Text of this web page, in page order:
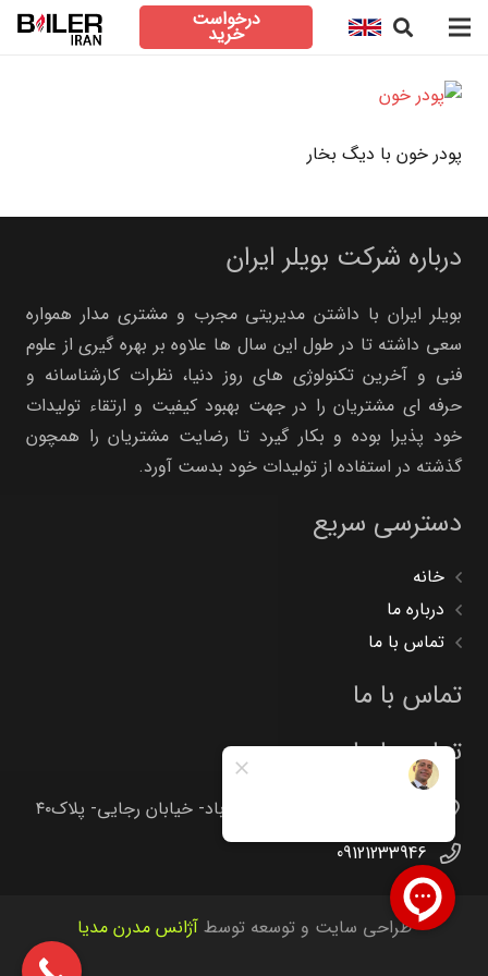
درخواست
خرید
پودر خون با دیگ بخار
درباره شرکت بویلر ایران
بویلر ایران با داشتن مدیریتی مجرب و مشتری مدار همواره
سعی داشته تا در طول این سال ها علاوه بر بهره گیری از علوم
فنی و آخرین تکنولوژی های روز دنیا، نظرات کارشناسانه و
حرفه ای مشتریان را در جهت بهبود کیفیت و ارتقاء تولیدات
خود پذیرا بوده و بکار گیرد تا رضایت مشتریان را همچون
گذشته در استفاده از تولیدات خود بدست آورد.
دسترسی سریع
خانه
درباره ما
تماس با ما
تماس با ما
تماس با ما
تهران -جاده خاوران -خاتون آباد- خیابان رجایی- پلاک۴۰
09121233946
طراحی سایت و توسعه توسطآژانس مدرن مدیا